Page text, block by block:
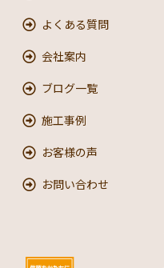
よくある質問
会社案内
ブログ一覧
施工事例
お客様の声
お問い合わせ